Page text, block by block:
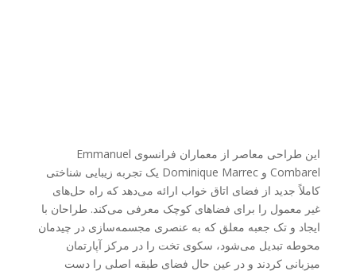
این طراحی معاصر از معماران فرانسوی Emmanuel
Combarel و Dominique Marrec یک تجربه زیبایی شناختی
کاملاً جدید از فضای اتاق خواب ارائه می‌دهد که راه حل‌های
غیر معمول را برای فضاهای کوچک معرفی می‌کند. طراحان با
ایجاد و تک جعبه معلق که به عنصری مجسمه‌سازی در چیدمان
محوطه تبدیل می‌شود، سکوی تخت را در مرکز آپارتمان
میزبانی کردند و در عین حال فضای طبقه اصلی را دست